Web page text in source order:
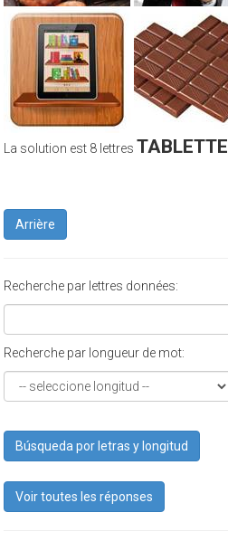
La solution est 8 lettres TABLETTE
Arrière
Recherche par lettres données:
Recherche par longueur de mot:
Búsqueda por letras y longitud
Voir toutes les réponses